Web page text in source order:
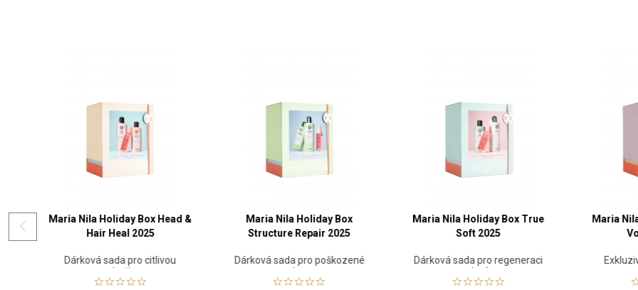
Maria Nila Holiday Box Head &
Hair Heal 2025
Dárková sada pro citlivou
pokožku
Maria Nila Holiday Box
Structure Repair 2025
Dárková sada pro poškozené
vlasy
Maria Nila Holiday Box True
Soft 2025
Dárková sada pro regeneraci
vlasů
Maria